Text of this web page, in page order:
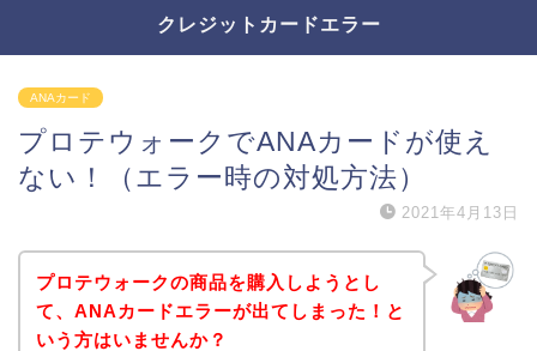
クレジットカードエラー
ANAカード
プロテウォークでANAカードが使え
ない！（エラー時の対処方法）
2021年4月13日
プロテウォークの商品を購入しようとし
て、ANAカードエラーが出てしまった！と
いう方はいませんか？